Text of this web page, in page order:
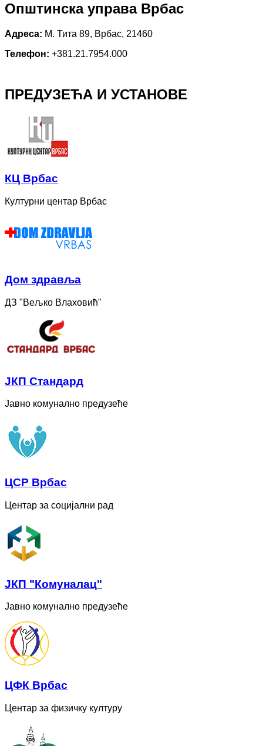
Општинска управа Врбас
Адреса: М. Тита 89, Врбас, 21460
Телефон: +381.21.7954.000
ПРЕДУЗЕЋА И УСТАНОВЕ
КЦ Врбас
Културни центар Врбас
Дом здравља
ДЗ "Вељко Влаховић"
ЈКП Стандард
Јавно комунално предузеће
ЦСР Врбас
Центар за социјални рад
ЈКП "Комуналац"
Јавно комунално предузеће
ЦФК Врбас
Центар за физичку културу